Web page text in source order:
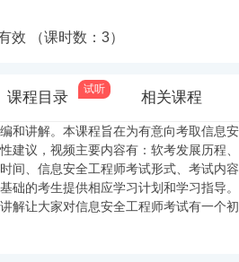
效 （课时数： 3）
课程目录
试听
相关课程
和讲解。本课程旨在为有意向考取信息安
建议，视频主要内容有：软考发展历程、
间、信息安全工程师考试形式、考试内容
础的考生提供相应学习计划和学习指导。
解让大家对信息安全工程师考试有一个初